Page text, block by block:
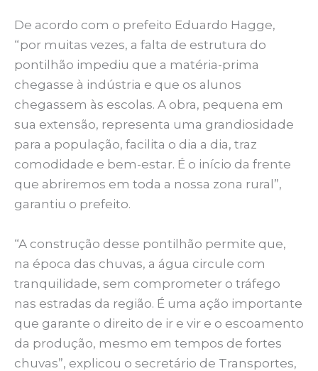
De acordo com o prefeito Eduardo Hagge,
“por muitas vezes, a falta de estrutura do
pontilhão impediu que a matéria-prima
chegasse à indústria e que os alunos
chegassem às escolas. A obra, pequena em
sua extensão, representa uma grandiosidade
para a população, facilita o dia a dia, traz
comodidade e bem-estar. É o início da frente
que abriremos em toda a nossa zona rural”,
garantiu o prefeito.
“A construção desse pontilhão permite que,
na época das chuvas, a água circule com
tranquilidade, sem comprometer o tráfego
nas estradas da região. É uma ação importante
que garante o direito de ir e vir e o escoamento
da produção, mesmo em tempos de fortes
chuvas”, explicou o secretário de Transportes,